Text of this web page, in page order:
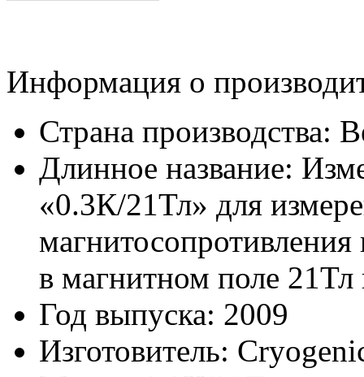
Информация о
Страна производства:
Длинное название:
«0.3К/21Тл» для
в магнитном поле
Год выпуска: 2009
Изготовитель: